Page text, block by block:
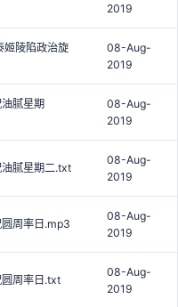
2019
姬陵陷政治旋
08-Aug-
2019
腻星期
08-Aug-
2019
腻星期二.txt
08-Aug-
2019
周率日.mp3
08-Aug-
2019
周率日.txt
08-Aug-
2019